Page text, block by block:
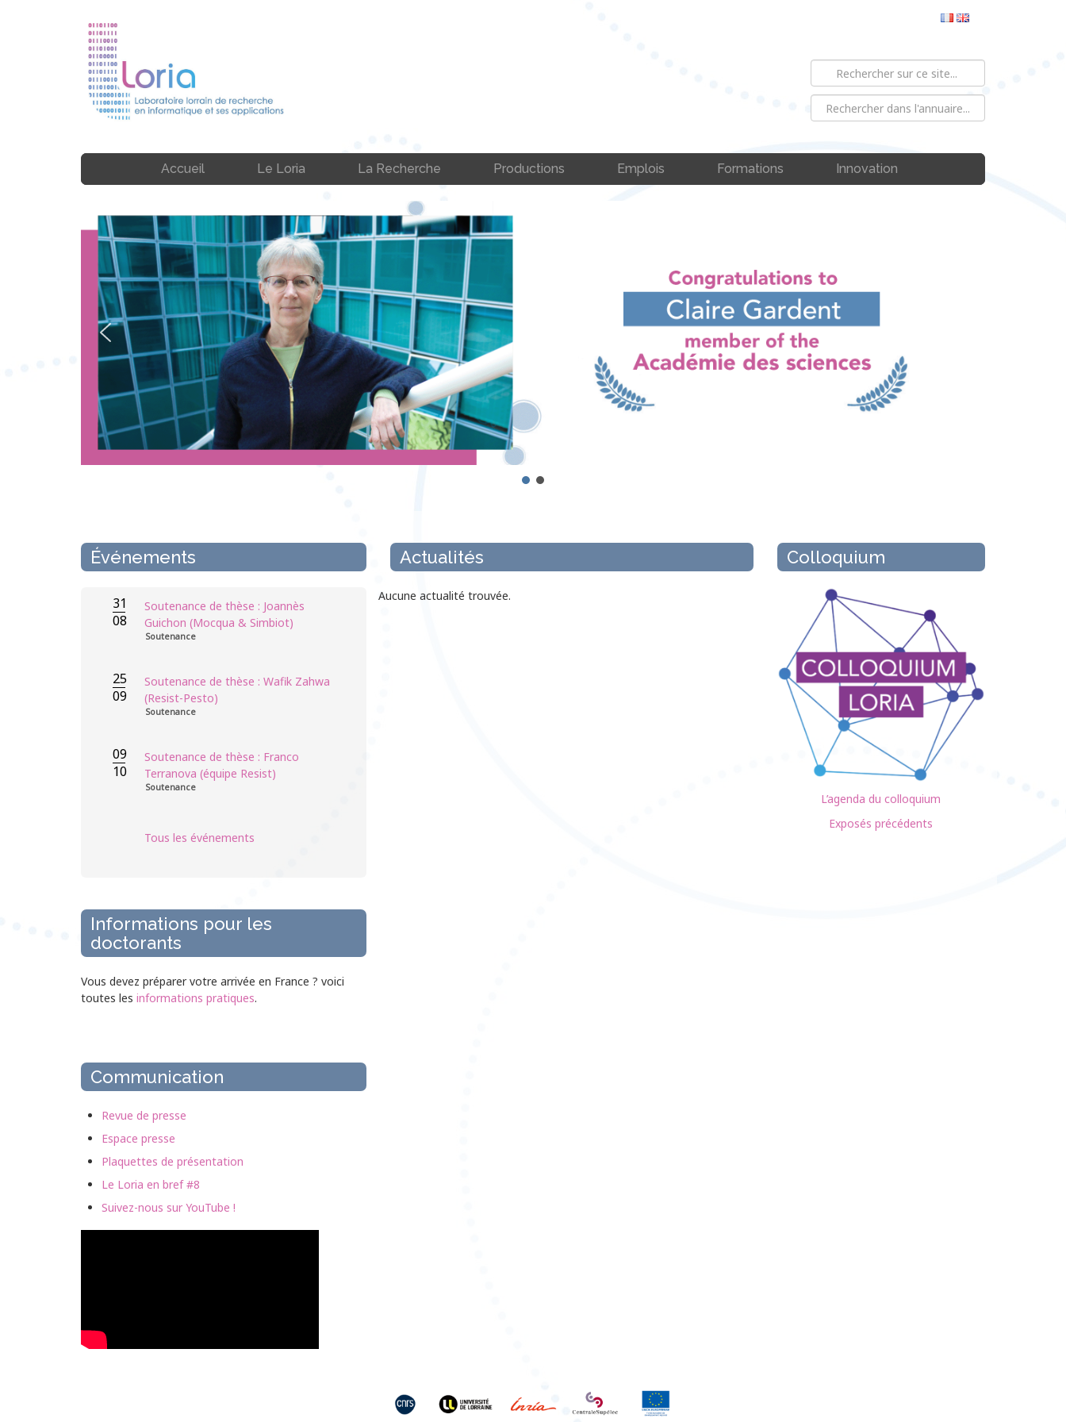
Accueil Le Loria La Recherche Productions Emplois Formations Innovation
Événements
31
08
Soutenance de thèse : Joannès
Guichon (Mocqua & Simbiot)
Soutenance
25
09
Soutenance de thèse : Wafik Zahwa
(Resist-Pesto)
Soutenance
09
10
Soutenance de thèse : Franco
Terranova (équipe Resist)
Soutenance
Tous les événements
Informations pour les
doctorants
Vous devez préparer votre arrivée en France ? voici
toutes les informations pratiques.
Communication
Revue de presse
Espace presse
Plaquettes de présentation
Le Loria en bref #8
Suivez-nous sur YouTube !
Actualités
Aucune actualité trouvée.
Colloquium
L’agenda du colloquium
Exposés précédents